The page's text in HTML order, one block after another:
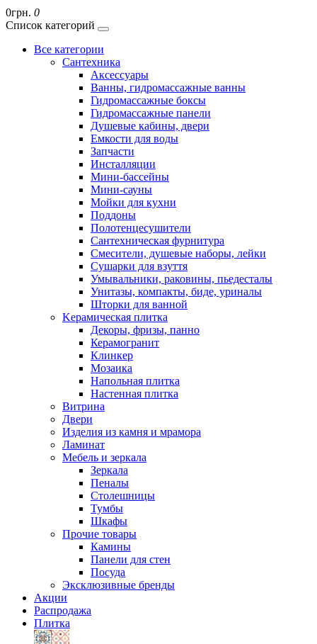
0грн. 0
Список категорий
Все категории
Cантехника
Аксессуары
Ванны, гидромассажные ванны
Гидромассажные боксы
Гидромассажные панели
Душевые кабины, двери
Емкости для воды
Запчасти
Инсталляции
Мини-бассейны
Мини-сауны
Мойки для кухни
Поддоны
Полотенцесушители
Сантехническая фурнитура
Смесители, душевые наборы, лейки
Сушарки для взуття
Умывальники, раковины, пьедесталы
Унитазы, компакты, биде, уриналы
Шторки для ванной
Kерамическая плитка
Декоры, фризы, панно
Керамогранит
Клинкер
Мозаика
Напольная плитка
Настенная плитка
Витрина
Двери
Изделия из камня и мрамора
Ламинат
Мебель и зеркала
Зеркала
Пеналы
Столешницы
Тумбы
Шкафы
Прочие товары
Камины
Панели для стен
Посуда
Эксклюзивные бренды
Акции
Распродажа
Плитка